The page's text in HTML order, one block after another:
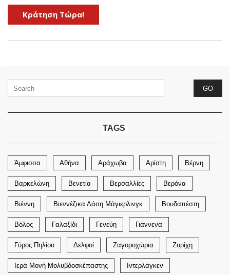
Kράτηση Τώρα!
TAGS
Άμφισσα Αθήνα Αράχωβα Αρίστη Βέρνη
Βαρκελώνη Βενετία Βερσαλλίες Βερόνα
Βιέννη Βιεννέζικα Δάση Μάγιερλινγκ Βουδαπέστη
Βόλος Γαλαξίδι Γενεύη Γιάννενα
Γύρος Πηλίου Δελφοί Ζαγοροχώρια Ζυρίχη
Ιερά Μονή Μολυβδοσκέπαστης Ιντερλάγκεν